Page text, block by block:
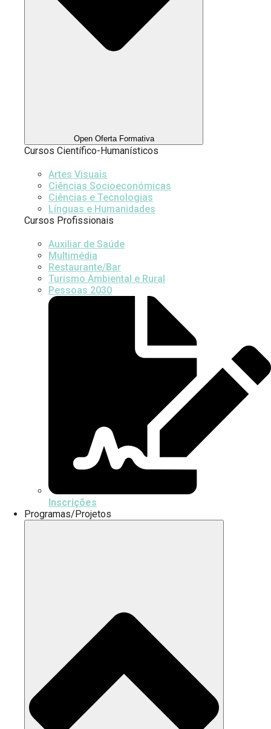
Open Oferta Formativa
Cursos Científico-Humanísticos
Artes Visuais
Ciências Socioeconómicas
Ciências e Tecnologias
Línguas e Humanidades
Cursos Profissionais
Auxiliar de Saúde
Multimédia
Restaurante/Bar
Turismo Ambiental e Rural
Pessoas 2030
Inscrições
Programas/Projetos